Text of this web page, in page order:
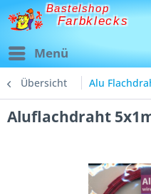
Bastelshop
Farbklecks
Menü
Übersicht Alu
Aluflachdraht